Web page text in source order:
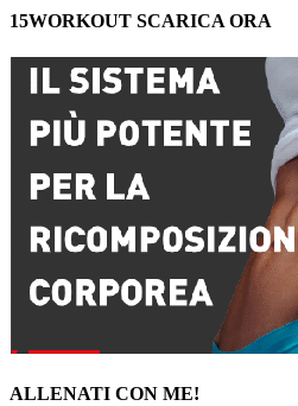
15WORKOUT SCARICA ORA
ALLENATI CON ME!